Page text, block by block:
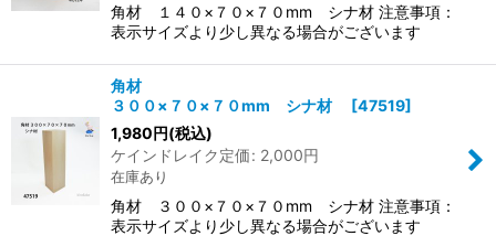
角材 １４０×７０×７０mm シナ材 注意事項：
表示サイズより少し異なる場合がございます
角材
３００×７０×７０mm シナ材
[47519]
1,980円(税込)
ケインドレイク定価: 2,000円
在庫あり
角材 ３００×７０×７０mm シナ材 注意事項：
表示サイズより少し異なる場合がございます